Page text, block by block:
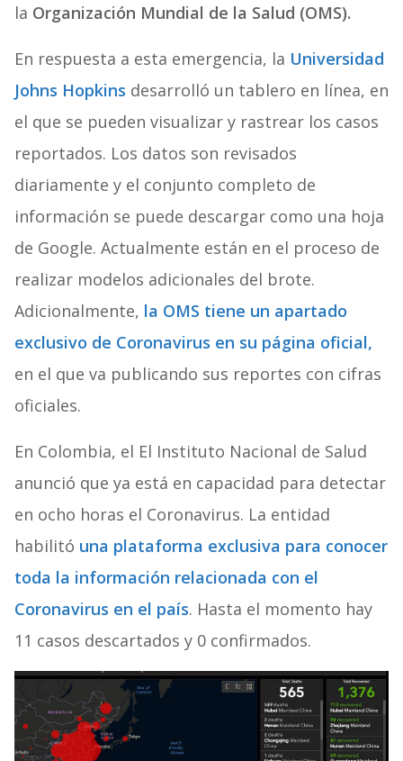
la Organización Mundial de la Salud (OMS).
En respuesta a esta emergencia, la Universidad
Johns Hopkins desarrolló un tablero en línea, en
el que se pueden visualizar y rastrear los casos
reportados. Los datos son revisados
diariamente y el conjunto completo de
información se puede descargar como una hoja
de Google. Actualmente están en el proceso de
realizar modelos adicionales del brote.
Adicionalmente, la OMS tiene un apartado
exclusivo de Coronavirus en su página oficial,
en el que va publicando sus reportes con cifras
oficiales.
En Colombia, el El Instituto Nacional de Salud
anunció que ya está en capacidad para detectar
en ocho horas el Coronavirus. La entidad
habilitó una plataforma exclusiva para conocer
toda la información relacionada con el
Coronavirus en el país. Hasta el momento hay
11 casos descartados y 0 confirmados.